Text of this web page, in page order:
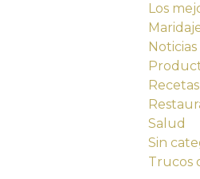
Los
Noticias
Recetas
Salud
Sin
Trucos